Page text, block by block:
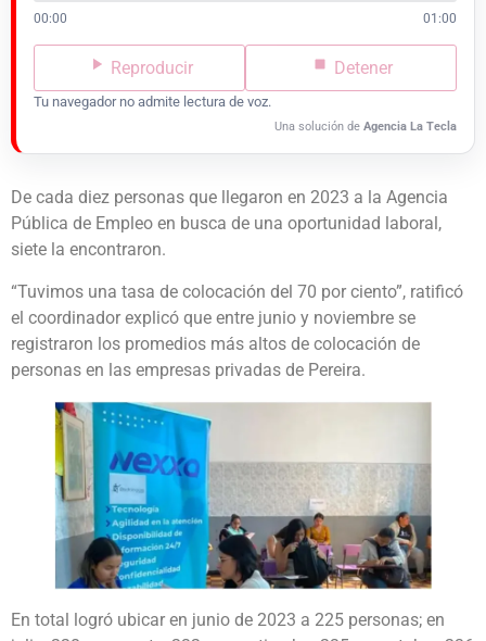
00:00 01:00
Reproducir Detener
Tu navegador no admite lectura de voz.
Una solución de Agencia La Tecla
De cada diez personas que llegaron en 2023 a la Agencia
Pública de Empleo en busca de una oportunidad laboral,
siete la encontraron.
“Tuvimos una tasa de colocación del 70 por ciento”, ratificó
el coordinador explicó que entre junio y noviembre se
registraron los promedios más altos de colocación de
personas en las empresas privadas de Pereira.
En total logró ubicar en junio de 2023 a 225 personas; en